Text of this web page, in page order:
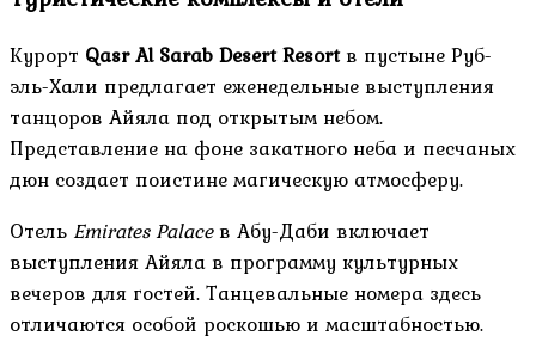
Курорт Qasr Al Sarab Desert Resortв пустыне Руб-
эль-Хали предлагает еженедельные выступления
танцоров Айяла под открытым небом.
Представление на фоне закатного неба и песчаных
дюн создает поистине магическую атмосферу.
Отель Emirates Palaceв Абу-Даби включает
выступления Айяла в программу культурных
вечеров для гостей. Танцевальные номера здесь
отличаются особой роскошью и масштабностью.